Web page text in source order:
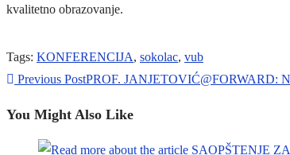
kvalitetno obrazovanje.
Tags: KONFERENCIJA, sokolac, vub
Read
articles
Previous PostPROF.
You Might Also Like